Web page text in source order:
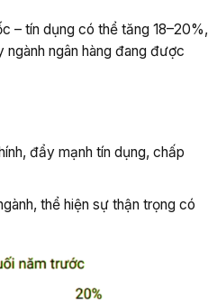
– tín dụng có thể tăng 18–20%,
ngân hàng đang được
đẩy mạnh tín dụng, chấp
thể hiện sự thận trọng có